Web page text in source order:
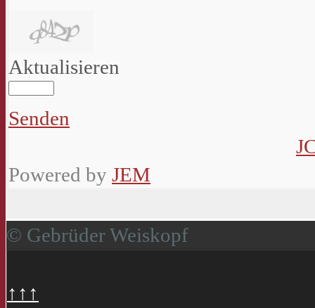
Aktualisieren
Senden
Powered by JEM
© Gebrüder Weiskopf
↑↑↑